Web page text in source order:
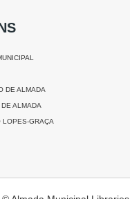
DE ALMADA
ALMADA
LOPES-GRAÇA